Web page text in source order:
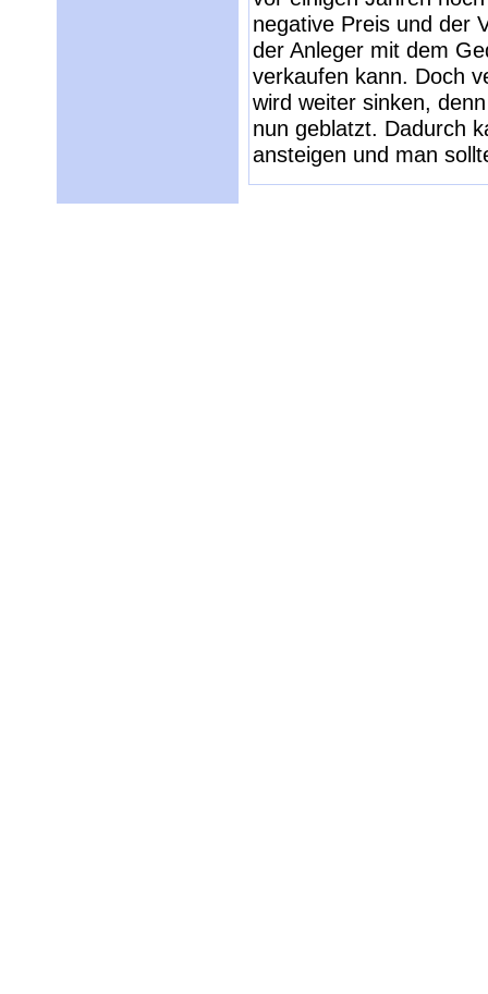
negative Preis und der
der Anleger mit dem
verkaufen kann. Doch
wird weiter sinken,
nun geblatzt. Dadurch
ansteigen und man